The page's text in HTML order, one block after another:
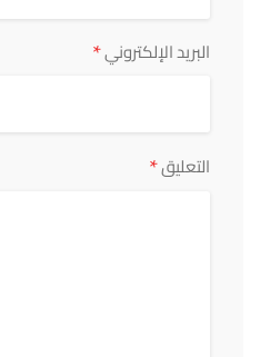
البريد الإلكتروني*
التعليق*